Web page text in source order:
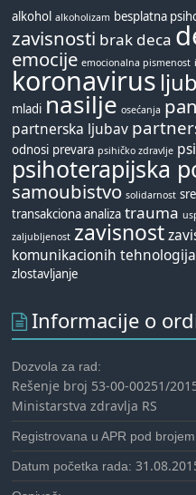
alkohol alkoholizam besplatna
zavisnosti brak deca
emocije emocionalna pismenost
koronavirus
mladi nasilje osećanja
partnerska ljubav
odnosi prevara psihičko zdravlje
psihoterapijska
samoubistvo solidarnost
transakciona analiza trauma
zaljubljenost zavisnost
komunikacionih tehnologija
zlostavljanje
Informacije o
Dozvola za rad:
Rešenje broj 53-00-00251/
Ministarstva zdravlja RS
Registrovana u APR pod
Datum početka rada: